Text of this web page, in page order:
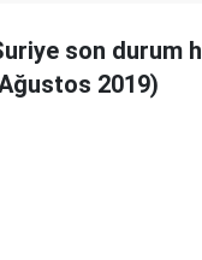
son durum
2019)